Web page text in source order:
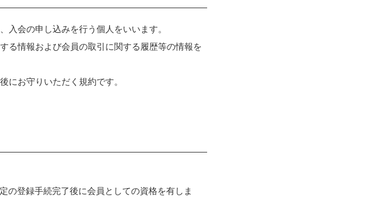
会の申し込みを行う個人をいいます。
る情報および会員の取引に関する履歴等の情報を
にお守りいただく規約です。
の登録手続完了後に会員としての資格を有しま